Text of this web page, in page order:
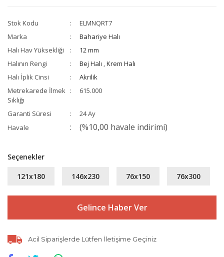
Stok Kodu
ELMNQRT7
Marka
Bahariye Halı
Halı Hav Yüksekliği
12 mm
Halının Rengi
Bej Halı ,Krem Halı
Halı İplik Cinsi
Akrilik
Metrekarede İlmek
Sıklığı
615.000
Garanti Süresi
24 Ay
Havale
(%10,00 havale indirimi)
Seçenekler
121x180 146x230 76x150 76x300
Gelince Haber Ver
Acil Siparişlerde Lütfen İletişime Geçiniz